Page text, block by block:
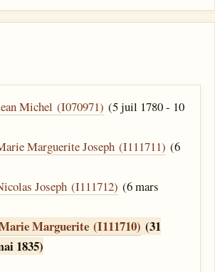
Michel (I070971) (5 juil 1780 - 10
Marguerite Joseph (I111711) (6
Joseph (I111712) (6 mars
Marguerite (I111710) (31
1835)